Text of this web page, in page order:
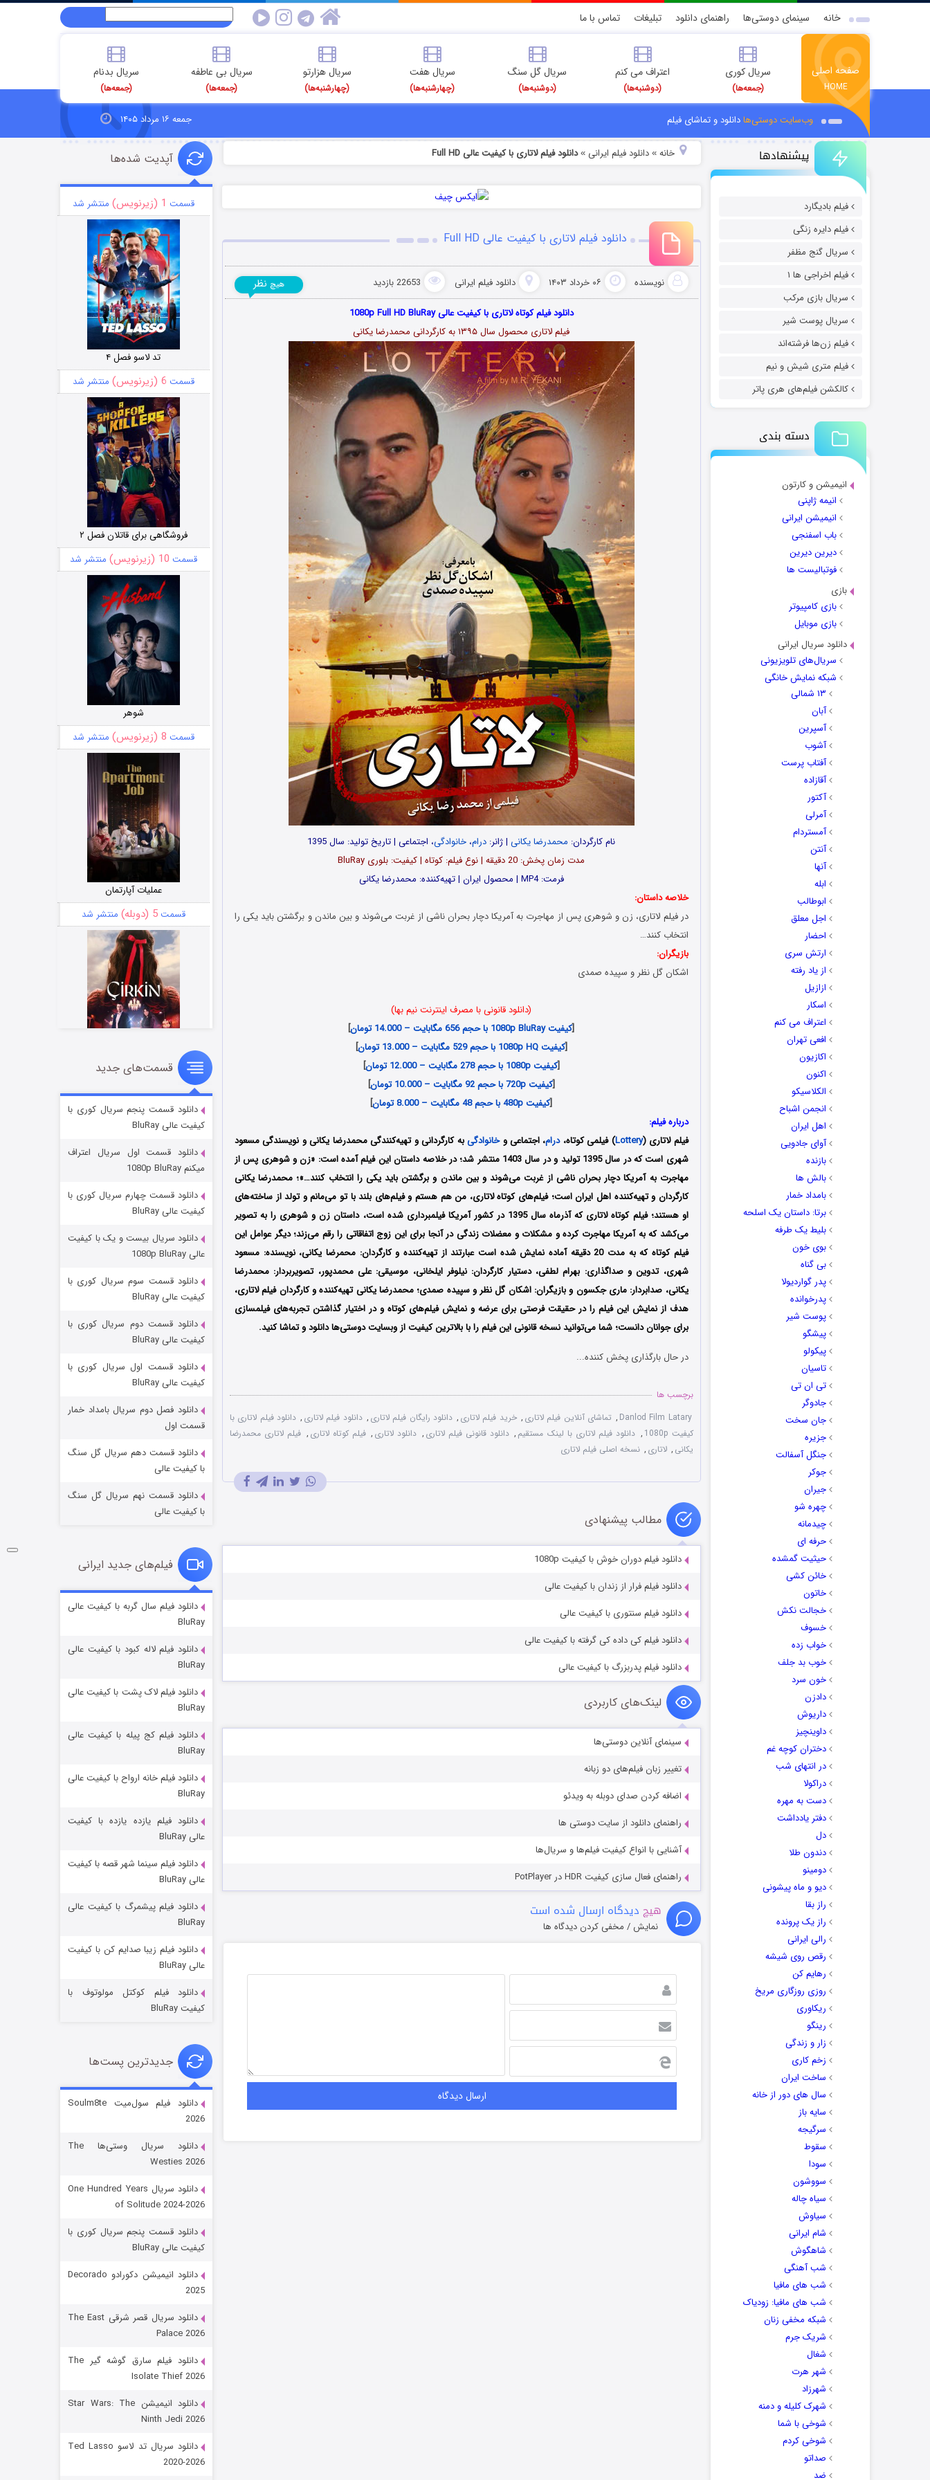
خانه سینمای دوستی‌ها راهنمای دانلود تبلیغات تماس با ما
صفحه اصلی
HOME
سریال کوری
(جمعه‌ها)
اعتراف می کنم
(دوشنبه‌ها)
سریال گل سنگ
(دوشنبه‌ها)
سریال هفت
(چهارشنبه‌ها)
سریال هزارتو
(چهارشنبه‌ها)
سریال بی عاطفه
(جمعه‌ها)
سریال بدنام
(جمعه‌ها)
وب‌سایت دوستی‌هادانلود و تماشای فیلم جمعه ۱۶ مرداد ۱۴۰۵
پیشنهادها
فیلم بادیگارد
فیلم دایره زنگی
سریال گنج مظفر
فیلم اخراجی ها ۱
سریال بازی مرکب
سریال پوست شیر
فیلم زن‌ها فرشته‌اند
فیلم متری شیش و نیم
کالکشن فیلم‌های هری پاتر
دسته بندی
انیمیشن و کارتون
انیمه ژاپنی
انیمیشن ایرانی
باب اسفنجی
دیرین دیرین
فوتبالیست ها
بازی
بازی کامپیوتر
بازی موبایل
دانلود سریال ایرانی
سریال‌های تلویزیونی
شبکه نمایش خانگی
۱۳ شمالی
آبان
آسپرین
آشوب
آفتاب پرست
آقازاده
آکتور
آمرلی
آمستردام
آنتن
آنها
ابله
ابوطالب
اجل معلق
احضار
ارتش سری
از یاد رفته
ازازیل
اسکار
اعتراف می کنم
افعی تهران
اکازیون
اکنون
الکلاسیکو
انجمن اشباح
اهل ایران
آوای جادویی
بازنده
بالش ها
بامداد خمار
برتا: داستان یک اسلحه
بلیط یک‌‌ طرفه
بوی خون
بی گناه
پدر گواردیولا
پدرخوانده
پوست شیر
پیشگو
پیکولو
تاسیان
تی ان تی
جادوگر
جان سخت
جزیره
جنگل آسفالت
جوکر
جیران
چهره شو
چیدمانه
حرفه ای
حیثیت گمشده
خائن کشی
خاتون
خجالت نکش
خسوف
خواب زده
خوب بد جلف
خون سرد
دادزن
داریوش
داوینچیز
دختران کوچه غم
در انتهای شب
دراکولا
دست به مهره
دفتر یادداشت
دل
دندون طلا
دومینو
دیو و ماه پیشونی
راز بقا
راز یک پرونده
رالی ایرانی
رقص روی شیشه
رهایم کن
روزی روزگاری مریخ
ریکاوری
رینگو
زار و زندگی
زخم کاری
ساخت ایران
سال های دور از خانه
سایه باز
سرگیجه
سقوط
سودا
سووشون
سیاه چاله
سیاوش
شام ایرانی
شاهگوش
شب آهنگی
شب های مافیا
شب های مافیا: زودیاک
شبکه مخفی زنان
شریک جرم
شغال
شهر هرت
شهرزاد
شهرک کلیله و دمنه
شوخی با شما
شوخی کردم
صداتو
ضد
خانه» دانلود فیلم‌ ایرانی »دانلود فیلم لاتاری با کیفیت عالی Full HD
دانلود فیلم لاتاری با کیفیت عالی Full HD
نویسنده ۰۶ خرداد ۱۴۰۳ دانلود فیلم‌ ایرانی 22653 بازدید هیچ نظر
دانلود فیلم کوتاه لاتاری با کیفیت عالی 1080p Full HD BluRay
فیلم لاتاری محصول سال ۱۳۹۵ به کارگردانی محمدرضا یکانی
نام کارگردان: محمدرضا یکانی| ژانر: درام، خانوادگی، اجتماعی | تاریخ تولید: سال 1395
مدت‌‌ زمان پخش: 20 دقیقه | نوع فیلم: کوتاه | کیفیت: بلوری BluRay
فرمت: MP4 | محصول ایران | تهیه‎‌کننده: محمدرضا یکانی
خلاصه داستان:
در فیلم لاتاری، زن و شوهری پس از مهاجرت به آمریکا دچار بحران ناشی از غربت می‌شوند و بین ماندن و برگشتن باید یکی را
انتخاب کنند…
بازیگران:
اشکان گل نظر و سپیده صمدی
(دانلود قانونی با مصرف اینترنت نیم بها)
[کیفیت 1080p BluRay با حجم 656 مگابایت – 14.000 تومان
]
[کیفیت 1080p HQ با حجم 529 مگابایت – 13.000 تومان
]
[کیفیت 1080p با حجم 278 مگابایت – 12.000 تومان
]
[کیفیت 720p با حجم 92 مگابایت – 10.000 تومان
]
[کیفیت 480p با حجم 48 مگابایت – 8.000 تومان
]
درباره فیلم:
فیلم لاتاری (Lottery) فیلمی کوتاه،درام، اجتماعی وخانوادگیبه کارگردانی و تهیه‌کنندگی محمدرضا یکانی و نویسندگی مسعود
شهری است که در سال 1395 تولید و در سال 1403 منتشر شد؛ در خلاصه داستان این فیلم آمده است: «زن و شوهری پس از
مهاجرت به آمریکا دچار بحران ناشی از غربت می‌شوند و بین ماندن و برگشتن باید یکی را انتخاب کنند…»؛ محمدرضا یکانی
کارگردان و تهیه‌کننده اهل ایران است؛ فیلم‌های کوتاه لاتاری، من هم هستم و فیلم‌های بلند با تو می‌مانم و تولد از ساخته‌های
او هستند؛ فیلم کوتاه لاتاری که آذرماه سال 1395 در کشور آمریکا فیلمبرداری شده است، داستان زن و شوهری را به تصویر
می‌کشد که به آمریکا مهاجرت کرده و مشکلات و معضلات زندگی در آنجا برای این زوج اتفاقاتی را رقم می‌زند؛ دیگر عوامل این
فیلم کوتاه که به مدت 20 دقیقه آماده نمایش شده است عبارتند از تهیه‌کننده و کارگردان: محمرضا یکانی، نویسنده: مسعود
شهری، تدوین و صداگذاری: بهرام لطفی، دستیار کارگردان: نیلوفر ایلخانی، موسیقی: علی محمدپور، تصویربردار: محمدرضا
یکانی، صدابردار: ماری جکسون و بازیگران: اشکان گل نظر و سپیده صمدی؛ محمدرضا یکانی تهیه‌کننده و کارگردان فیلم‌ لاتاری،
هدف از نمایش این فیلم‌ را در حقیقت فرصتی برای عرضه و نمایش فیلم‌های کوتاه و در اختیار گذاشتن تجربه‌های فیلمسازی
برای جوانان دانست؛ شما می‌توانید نسخه قانونی این فیلم را با بالاترین کیفیت از وبسایت دوستی‌ها دانلود و تماشا کنید.
در حال بارگذاری پخش کننده...
برچسب ها
Danlod Film Latary
, تماشای آنلاین فیلم لاتاری , خرید فیلم لاتاری , دانلود رایگان فیلم لاتاری , دانلود فیلم لاتاری , دانلود فیلم لاتاری با
کیفیت 1080p
, دانلود فیلم لاتاری با لینک مستقیم , دانلود قانونی فیلم لاتاری , دانلود لاتاری , فیلم کوتاه لاتاری , فیلم لاتاری محمدرضا
یکانی , لاتاری , نسخه اصلی فیلم لاتاری
مطالب پیشنهادی
دانلود فیلم دوران خوش با کیفیت 1080p
دانلود فیلم فرار از زندان با کیفیت عالی
دانلود فیلم سنتوری با کیفیت عالی
دانلود فیلم کی داده کی گرفته با کیفیت عالی
دانلود فیلم پدربزرگ با کیفیت عالی
لینک‌های کاربردی
سینمای آنلاین دوستی‌ها
تغییر زبان فیلم‌های دو زبانه
اضافه کردن صدای دوبله به ویدئو
راهنمای دانلود از سایت دوستی ها
آشنایی با انواع کیفیت فیلم‌ها و سریال‌ها
راهنمای فعال سازی کیفیت HDR در PotPlayer
هیچ دیدگاه ارسال شده است
نمایش / مخفی کردن دیدگاه ها
آپدیت شده‌ها
قسمت 1 (زیرنویس) منتشر شد
تد لاسو فصل ۴
قسمت 6 (زیرنویس) منتشر شد
فروشگاهی برای قاتلان فصل ۲
قسمت 10 (زیرنویس) منتشر شد
شوهر
قسمت 8 (زیرنویس) منتشر شد
عملیات آپارتمان
قسمت5 (دوبله) منتشر شد
سریال زشت
قسمت2 (زیرنویس) منتشر شد
مردگان متحرک: شهر مرده ۳
شکست استوارت در نجات جهان
قسمت 7 (زیرنویس) منتشر شد
شوگر فصل ۲
قسمت
خاندان اژدها فصل ۳
جادوگری در مغولستان
قسمت6 (زیرنویس)
رویایی برای تو
قسمت15 (دوبله)
قسمت‌های جدید
دانلود قسمت پنجم سریال کوری با
کیفیت عالی BluRay
دانلود قسمت اول سریال اعتراف
میکنم 1080p BluRay
دانلود قسمت چهارم سریال کوری با
کیفیت عالی BluRay
دانلود سریال بیست و یک با کیفیت
عالی 1080p BluRay
دانلود قسمت سوم سریال کوری با
کیفیت عالی BluRay
دانلود قسمت دوم سریال کوری با
کیفیت عالی BluRay
دانلود قسمت اول سریال کوری با
کیفیت عالی BluRay
دانلود فصل دوم سریال بامداد خمار
قسمت اول
دانلود قسمت دهم سریال گل سنگ
با کیفیت عالی
دانلود قسمت نهم سریال گل سنگ
با کیفیت عالی
فیلم‌های جدید ایرانی
دانلود فیلم سال گربه با کیفیت عالی
BluRay
دانلود فیلم لاله کبود با کیفیت عالی
BluRay
دانلود فیلم لاک پشت با کیفیت عالی
BluRay
دانلود فیلم کج‌ پیله با کیفیت عالی
BluRay
دانلود فیلم خانه ارواح با کیفیت عالی
BluRay
دانلود فیلم یازده یازده با کیفیت
عالی BluRay
دانلود فیلم سینما شهر قصه با کیفیت
عالی BluRay
دانلود فیلم پیشمرگ با کیفیت عالی
BluRay
دانلود فیلم زیبا صدایم کن با کیفیت
عالی BluRay
دانلود فیلم کوکتل مولوتوف با
کیفیت BluRay
جدیدترین پست‌ها
دانلود فیلم سول‌میت Soulm8te
2026
دانلود سریال وستی‌ها The
Westies 2026
دانلود سریال One Hundred Years
of Solitude 2024-2026
دانلود قسمت پنجم سریال کوری با
کیفیت عالی BluRay
دانلود انیمیشن دکورادو Decorado
2025
دانلود سریال قصر شرقی The East
Palace 2026
دانلود فیلم سارق گوشه گیر The
Isolate Thief 2026
دانلود انیمیشن Star Wars: The
Ninth Jedi 2026
دانلود سریال تد لاسو Ted Lasso
2020-2026